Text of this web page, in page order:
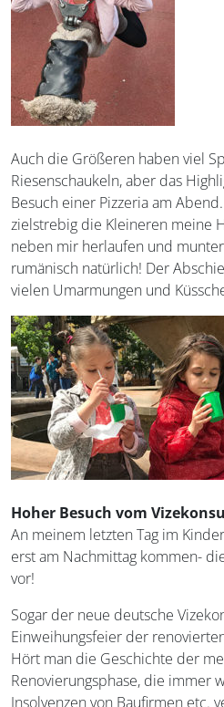
Auch die Größeren haben viel
Riesenschaukeln, aber das
Besuch einer Pizzeria am
zielstrebig die Kleineren meine
neben mir herlaufen und
rumänisch natürlich! Der
vielen Umarmungen und
Hoher Besuch vom
An meinem letzten Tag im
erst am Nachmittag kommen-
vor!
Sogar der neue deutsche
Einweihungsfeier der
Hört man die Geschichte der
Renovierungsphase, die immer
Insolvenzen von Baufirmen etc.